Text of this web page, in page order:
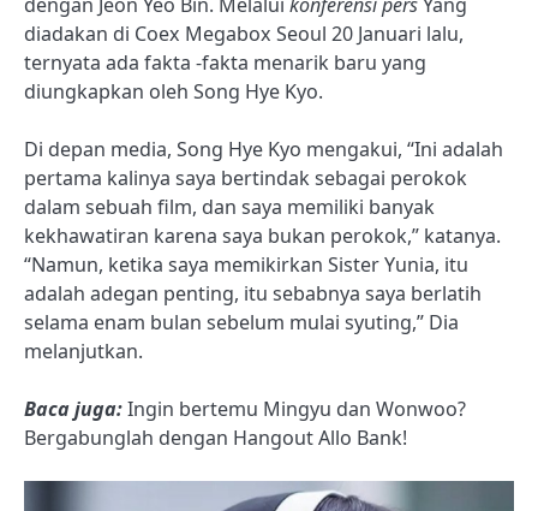
diadakan di Coex Megabox Seoul 20 Januari lalu,
ternyata ada fakta -fakta menarik baru yang
diungkapkan oleh Song Hye Kyo.
Di depan media, Song Hye Kyo mengakui, “Ini adalah
pertama kalinya saya bertindak sebagai perokok
dalam sebuah film, dan saya memiliki banyak
kekhawatiran karena saya bukan perokok,” katanya.
“Namun, ketika saya memikirkan Sister Yunia, itu
adalah adegan penting, itu sebabnya saya berlatih
selama enam bulan sebelum mulai syuting,” Dia
melanjutkan.
Baca juga:Ingin bertemu Mingyu dan Wonwoo?
Bergabunglah dengan Hangout Allo Bank!